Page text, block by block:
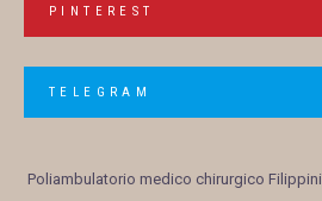
PINTEREST
TELEGRAM
Poliambulatorio medico chirurgico Filippini